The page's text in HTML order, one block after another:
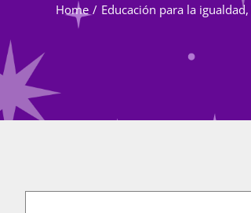
Home Educación para la igualdad